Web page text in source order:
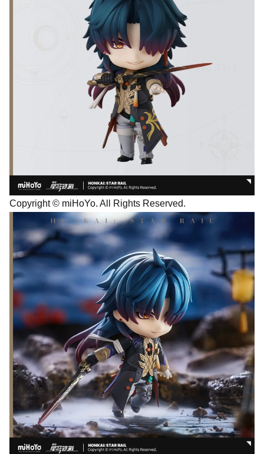
Copyright © miHoYo. All Rights Reserved.